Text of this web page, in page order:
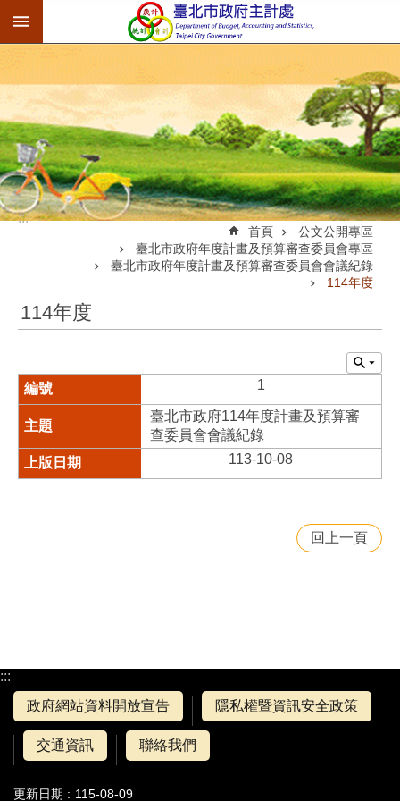
跳到主要內容區塊
:::
首頁
公文公開專區
臺北市政府年度計畫及預算審查委員會專區
臺北市政府年度計畫及預算審查委員會會議紀錄
114年度
114年度
1
臺北市政府114年度計畫及預算審
查委員會會議紀錄
113-10-08
回上一頁
:::
政府網站資料開放宣告
隱私權暨資訊安全政策
交通資訊 聯絡我們
更新日期 115-08-09